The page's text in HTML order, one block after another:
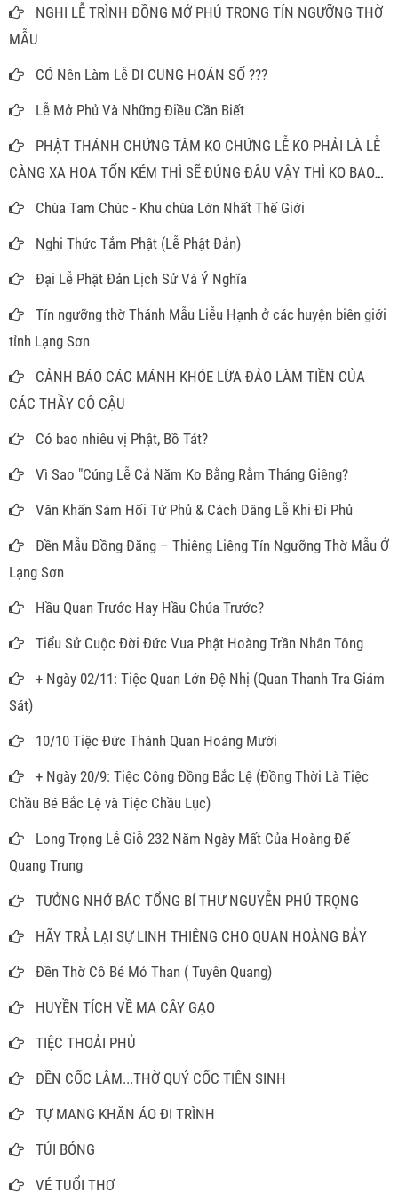
NGHI LỄ TRÌNH ĐỒNG MỞ PHỦ TRONG TÍN NGƯỠNG THỜ
MẪU
CÓ Nên Làm Lễ DI CUNG HOÁN SỐ ???
Lễ Mở Phủ Và Những Điều Cần Biết
PHẬT THÁNH CHỨNG TÂM KO CHỨNG LỄ KO PHẢI LÀ LỄ
CÀNG XA HOA TỐN KÉM THÌ SẼ ĐÚNG ĐÂU VẬY THÌ KO BAO
GIỜ PHẢI MÂM CAO CỖ ĐẦY ĐỂ LÀM GÌ
Chùa Tam Chúc - Khu chùa Lớn Nhất Thế Giới
Nghi Thức Tắm Phật (Lễ Phật Đản)
Đại Lễ Phật Đản Lịch Sử Và Ý Nghĩa
Tín ngưỡng thờ Thánh Mẫu Liễu Hạnh ở các huyện biên giới
tỉnh Lạng Sơn
CẢNH BÁO CÁC MÁNH KHÓE LỪA ĐẢO LÀM TIỀN CỦA
CÁC THẦY CÔ CẬU
Có bao nhiêu vị Phật, Bồ Tát?
Vì Sao "Cúng Lễ Cả Năm Ko Bằng Rằm Tháng Giêng?
Văn Khấn Sám Hối Tứ Phủ & Cách Dâng Lễ Khi Đi Phủ
Đền Mẫu Đồng Đăng – Thiêng Liêng Tín Ngưỡng Thờ Mẫu Ở
Lạng Sơn
Hầu Quan Trước Hay Hầu Chúa Trước?
Tiểu Sử Cuộc Đời Đức Vua Phật Hoàng Trần Nhân Tông
+ Ngày 02/11: Tiệc Quan Lớn Đệ Nhị (Quan Thanh Tra Giám
Sát)
10/10 Tiệc Đức Thánh Quan Hoàng Mười
+ Ngày 20/9: Tiệc Công Đồng Bắc Lệ (Đồng Thời Là Tiệc
Chầu Bé Bắc Lệ và Tiệc Chầu Lục)
Long Trọng Lễ Giỗ 232 Năm Ngày Mất Của Hoàng Đế
Quang Trung
TƯỞNG NHỚ BÁC TỔNG BÍ THƯ NGUYỄN PHÚ TRỌNG
HÃY TRẢ LẠI SỰ LINH THIÊNG CHO QUAN HOÀNG BẢY
Đền Thờ Cô Bé Mỏ Than ( Tuyên Quang)
HUYỀN TÍCH VỀ MA CÂY GẠO
TIỆC THOẢI PHỦ
ĐỀN CỐC LÂM...THỜ QUỶ CỐC TIÊN SINH
TỰ MANG KHĂN ÁO ĐI TRÌNH
TỦI BÓNG
VÉ TUỔI THƠ